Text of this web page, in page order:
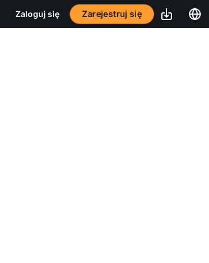
Zaloguj się Zarejestruj się